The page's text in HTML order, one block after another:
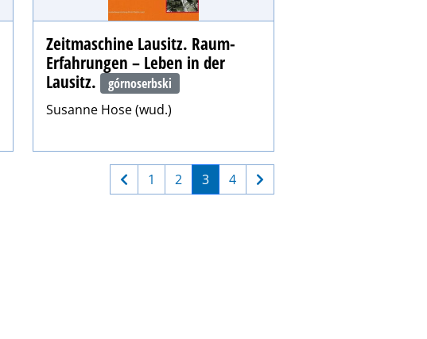
Zeitmaschine Lausitz. Raum-
Erfahrungen – Leben in der
Lausitz.
górnoserbski
Susanne Hose (wud.)
1 2 3 4